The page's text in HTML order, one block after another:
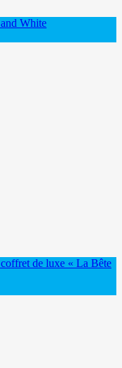
White
de luxe « La Bête